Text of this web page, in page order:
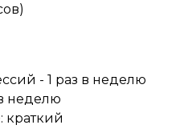
- 1 раз в неделю
неделю
краткий